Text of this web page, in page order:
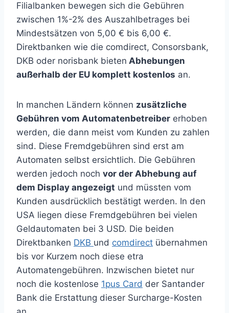
Filialbanken bewegen sich die Gebühren
zwischen 1%-2% des Auszahlbetrages bei
Mindestsätzen von 5,00 € bis 6,00 €.
Direktbanken wie die comdirect, Consorsbank,
DKB oder norisbank bieten Abhebungen
außerhalb der EU komplett kostenlos an.
In manchen Ländern können zusätzliche
Gebühren vom Automatenbetreiber erhoben
werden, die dann meist vom Kunden zu zahlen
sind. Diese Fremdgebühren sind erst am
Automaten selbst ersichtlich. Die Gebühren
werden jedoch noch vor der Abhebung auf
dem Display angezeigt und müssten vom
Kunden ausdrücklich bestätigt werden. In den
USA liegen diese Fremdgebühren bei vielen
Geldautomaten bei 3 USD. Die beiden
Direktbanken DKB und comdirect übernahmen
bis vor Kurzem noch diese etra
Automatengebühren. Inzwischen bietet nur
noch die kostenlose 1pus Card der Santander
Bank die Erstattung dieser Surcharge-Kosten